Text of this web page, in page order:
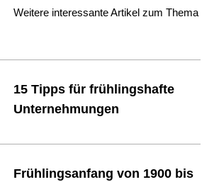
Weitere interessante Artikel zum Thema
15 Tipps für frühlingshafte
Unternehmungen
Frühlingsanfang von 1900 bis